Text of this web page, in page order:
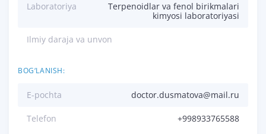
Laboratoriya
Terpenoidlar va fenol birikmalari
kimyosi laboratoriyasi
Ilmiy daraja va unvon
BOG‘LANISH:
E-pochta doctor.dusmatova@mail.ru
Telefon +998933765588